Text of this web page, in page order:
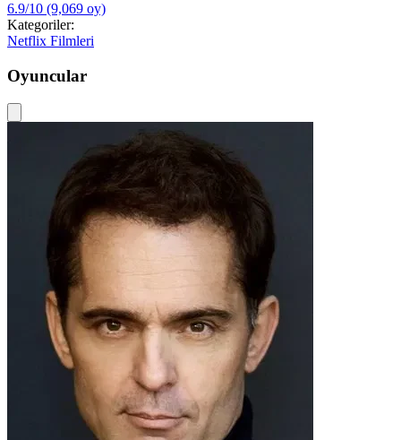
6.9/10 (9,069 oy)
Kategoriler:
Netflix Filmleri
Oyuncular